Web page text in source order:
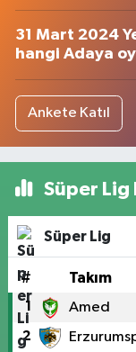
31 Mart 2024
hangi Adaya
Ankete Katıl
Süper Lig
Süper Lig
# Takım
1 Amed
2